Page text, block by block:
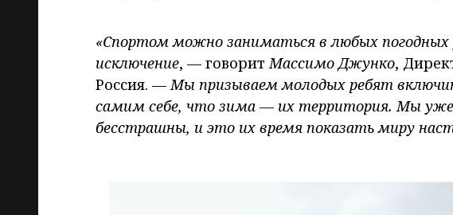
«Спортом можно заниматься в любых погодных
исключение, — говоритМассимо Джунко,
Россия. —Мы призываем молодых ребят
самим себе, что зима — их территория. Мы уже
бесстрашны, и это их время показать миру